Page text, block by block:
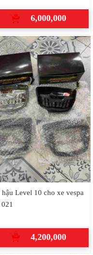
6,000,000
Level 10 cho xe vespa
4,200,000